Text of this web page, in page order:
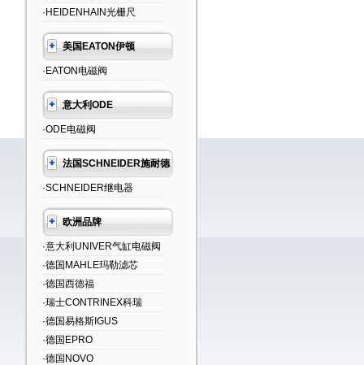
·HEIDENHAIN光栅尺
美国EATON伊顿
·EATON电磁阀
意大利ODE
·ODE电磁阀
法国SCHNEIDER施耐德
·SCHNEIDER继电器
欧洲品牌
·意大利UNIVER气缸电磁阀
·德国MAHLE玛勒滤芯
·德国西德福
·瑞士CONTRINEX科瑞
·德国易格斯IGUS
·德国EPRO
·德国NOVO